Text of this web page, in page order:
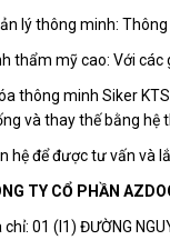
lý thông minh:
thẩm mỹ cao: Với các
thông minh Siker
và thay thế bằng hệ
hệ để được tư vấn và
TY CỔ PHẦN
01 (I1) ĐƯỜNG